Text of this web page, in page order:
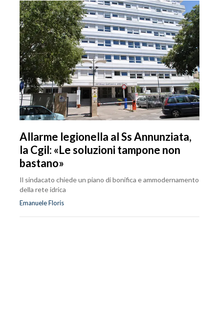
Allarme legionella al Ss Annunziata,
la Cgil: «Le soluzioni tampone non
bastano»
Il sindacato chiede un piano di bonifica e ammodernamento
della rete idrica
Emanuele Floris